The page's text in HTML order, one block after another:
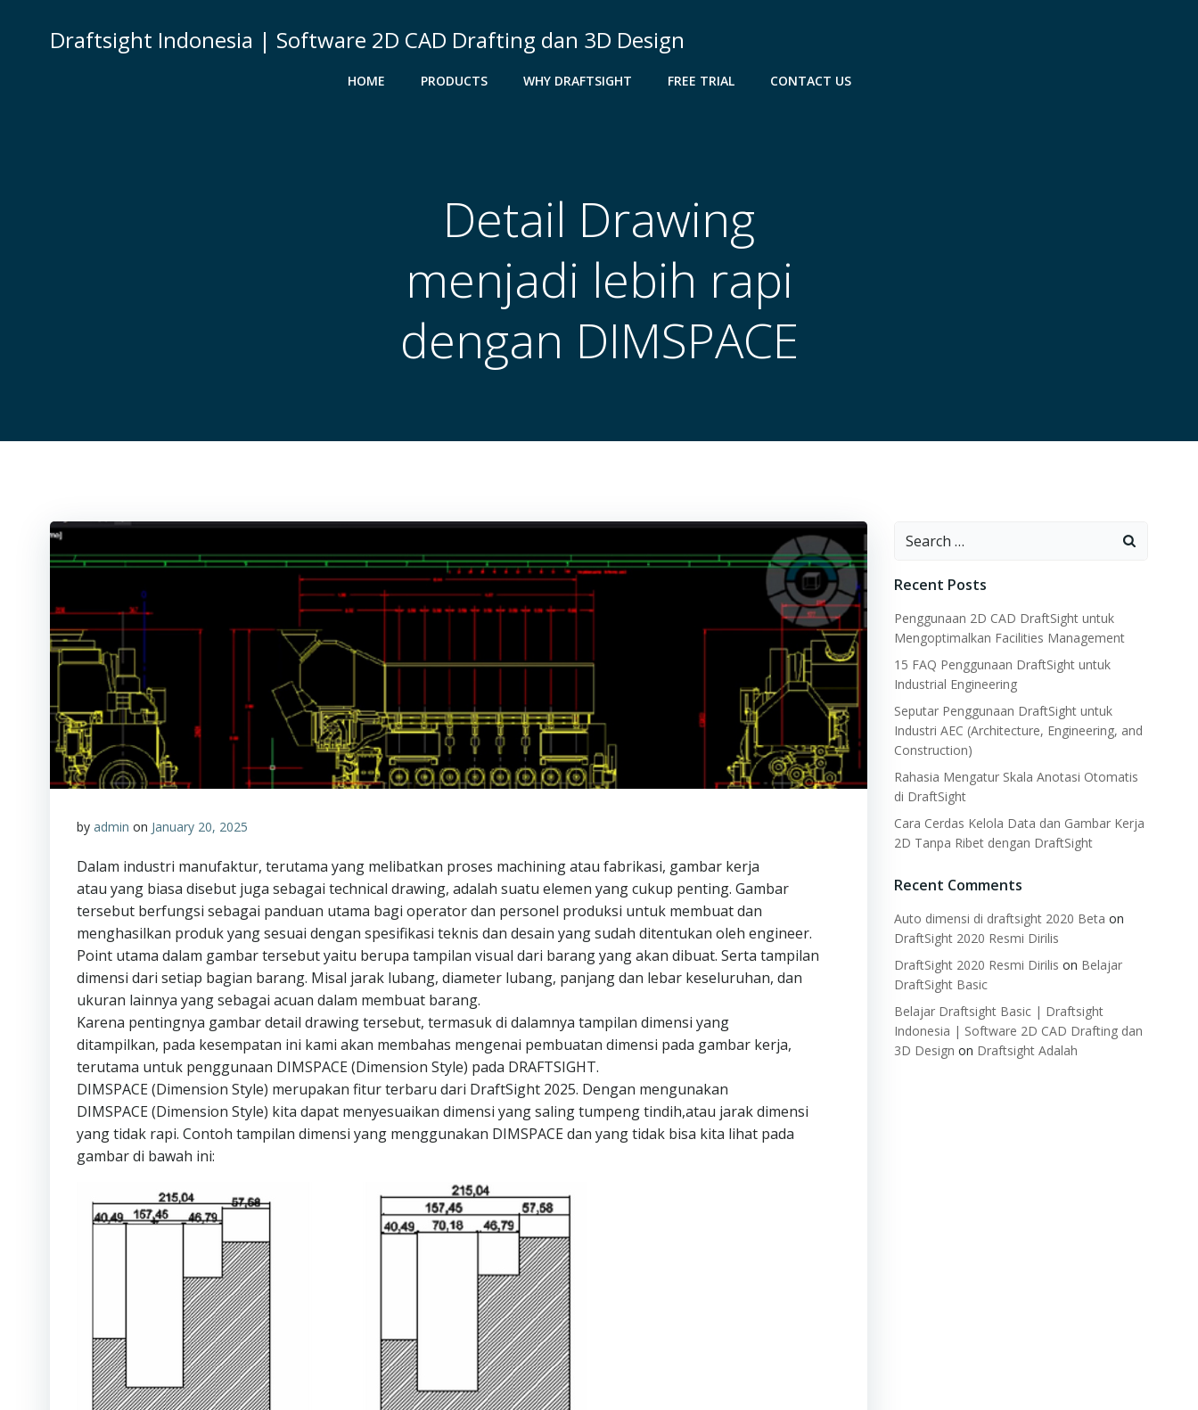
Draftsight Indonesia | Software 2D CAD Drafting dan 3D Design
HOME PRODUCTS WHY DRAFTSIGHT FREE TRIAL CONTACT US
Detail Drawing
menjadi lebih rapi
dengan DIMSPACE
by admin on January 20, 2025
Dalam industri manufaktur, terutama yang melibatkan proses machining atau fabrikasi, gambar kerja
atau yang biasa disebut juga sebagai technical drawing, adalah suatu elemen yang cukup penting. Gambar
tersebut berfungsi sebagai panduan utama bagi operator dan personel produksi untuk membuat dan
menghasilkan produk yang sesuai dengan spesifikasi teknis dan desain yang sudah ditentukan oleh engineer.
Point utama dalam gambar tersebut yaitu berupa tampilan visual dari barang yang akan dibuat. Serta tampilan
dimensi dari setiap bagian barang. Misal jarak lubang, diameter lubang, panjang dan lebar keseluruhan, dan
ukuran lainnya yang sebagai acuan dalam membuat barang.
Karena pentingnya gambar detail drawing tersebut, termasuk di dalamnya tampilan dimensi yang
ditampilkan, pada kesempatan ini kami akan membahas mengenai pembuatan dimensi pada gambar kerja,
terutama untuk penggunaan DIMSPACE (Dimension Style) pada DRAFTSIGHT.
DIMSPACE (Dimension Style) merupakan fitur terbaru dari DraftSight 2025. Dengan mengunakan
DIMSPACE (Dimension Style) kita dapat menyesuaikan dimensi yang saling tumpeng tindih,atau jarak dimensi
yang tidak rapi. Contoh tampilan dimensi yang menggunakan DIMSPACE dan yang tidak bisa kita lihat pada
gambar di bawah ini:
Search
Recent Posts
Penggunaan 2D CAD DraftSight untuk
Mengoptimalkan Facilities Management
15 FAQ Penggunaan DraftSight untuk
Industrial Engineering
Seputar Penggunaan DraftSight untuk
Industri AEC (Architecture, Engineering, and
Construction)
Rahasia Mengatur Skala Anotasi Otomatis
di DraftSight
Cara Cerdas Kelola Data dan Gambar Kerja
2D Tanpa Ribet dengan DraftSight
Recent Comments
Auto dimensi di draftsight 2020 Beta on
DraftSight 2020 Resmi Dirilis
DraftSight 2020 Resmi Dirilis on Belajar
DraftSight Basic
Belajar Draftsight Basic | Draftsight
Indonesia | Software 2D CAD Drafting dan
3D Design on Draftsight Adalah